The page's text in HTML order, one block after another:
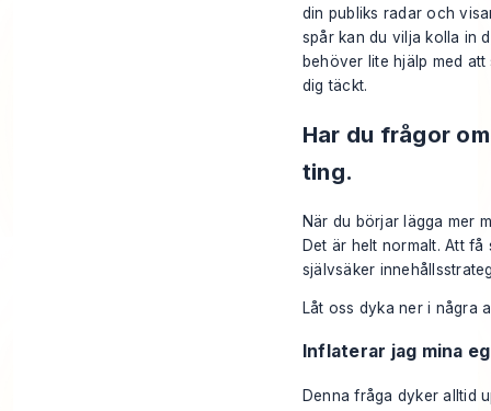
din publiks radar och
spår kan du vilja kolla in
behöver lite hjälp med
dig täckt.
Har du frågor
ting.
När du börjar lägga mer
Det är helt normalt. Att
självsäker
Låt oss dyka ner i några
Inflaterar jag mina
Denna fråga dyker alltid